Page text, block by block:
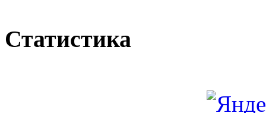
Статистика